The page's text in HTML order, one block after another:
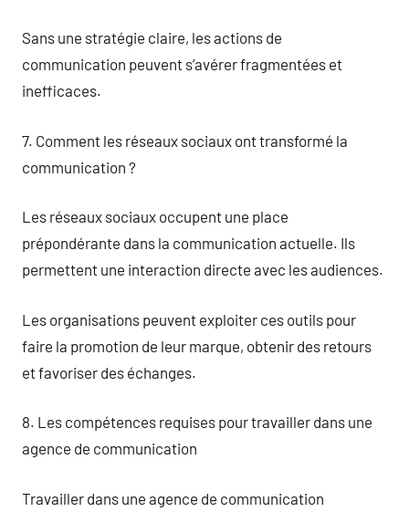
Sans une stratégie claire, les actions de
communication peuvent s’avérer fragmentées et
inefficaces.
7. Comment les réseaux sociaux ont transformé la
communication ?
Les réseaux sociaux occupent une place
prépondérante dans la communication actuelle. Ils
permettent une interaction directe avec les audiences.
Les organisations peuvent exploiter ces outils pour
faire la promotion de leur marque, obtenir des retours
et favoriser des échanges.
8. Les compétences requises pour travailler dans une
agence de communication
Travailler dans une agence de communication